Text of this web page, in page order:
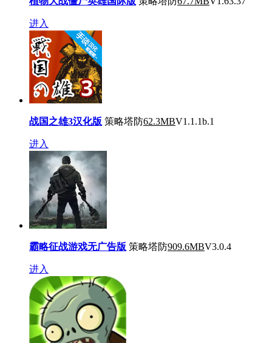
进入
战国之雄3汉化版 策略塔防62.3MBV1.1.1b.1
进入
霸略征战游戏无广告版 策略塔防909.6MBV3.0.4
进入